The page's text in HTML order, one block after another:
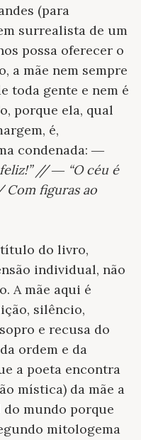
(para
surrealista de um
possa oferecer o
a mãe nem sempre
toda gente e nem é
porque ela, qual
é,
condenada: ―
//― “O céu é
Com figuras ao
título do livro,
individual, não
A mãe aqui é
silêncio,
e recusa do
ordem e da
a poeta encontra
mística) da mãe a
mundo porque
mitologema